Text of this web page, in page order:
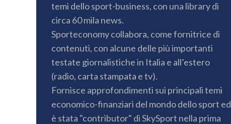
temi dello sport-business, con una library di
circa 60 mila news.
Sporteconomy collabora, come fornitrice di
contenuti, con alcune delle più importanti
testate giornalistiche in Italia e all’estero
(radio, carta stampata e tv).
Fornisce approfondimenti sui principali temi
economico-finanziari del mondo dello sport ed
è stata "contributor" di SkySport nella prima